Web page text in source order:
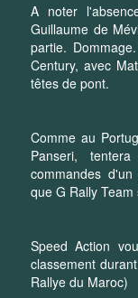
A noter
Guillaume de
partie.
Century, avec
têtes de pont.
Comme au
Panseri,
commandes
que G Rally
Speed Action
classement
Rallye du Maroc)